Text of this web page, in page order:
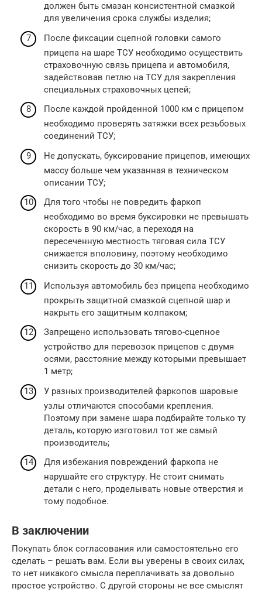
должен быть смазан консистентной смазкой
для увеличения срока службы изделия;
После фиксации сцепной головки самого
прицепа на шаре ТСУ необходимо осуществить
страховочную связь прицепа и автомобиля,
задействовав петлю на ТСУ для закрепления
специальных страховочных цепей;
После каждой пройденной 1000 км с прицепом
необходимо проверять затяжки всех резьбовых
соединений ТСУ;
Не допускать, буксирование прицепов, имеющих
массу больше чем указанная в техническом
описании ТСУ;
Для того чтобы не повредить фаркоп
необходимо во время буксировки не превышать
скорость в 90 км/час, а переходя на
пересеченную местность тяговая сила ТСУ
снижается вполовину, поэтому необходимо
снизить скорость до 30 км/час;
Используя автомобиль без прицепа необходимо
прокрыть защитной смазкой сцепной шар и
накрыть его защитным колпаком;
Запрещено использовать тягово-сцепное
устройство для перевозок прицепов с двумя
осями, расстояние между которыми превышает
1 метр;
У разных производителей фаркопов шаровые
узлы отличаются способами крепления.
Поэтому при замене шара подбирайте только ту
деталь, которую изготовил тот же самый
производитель;
Для избежания повреждений фаркопа не
нарушайте его структуру. Не стоит снимать
детали с него, проделывать новые отверстия и
тому подобное.
В заключении
Покупать блок согласования или самостоятельно его
сделать – решать вам. Если вы уверены в своих силах,
то нет никакого смысла переплачивать за довольно
простое устройство. С другой стороны не все смыслят